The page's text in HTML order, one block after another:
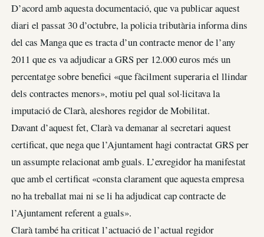
D’acord amb aquesta documentació, que va publicar aquest
diari el passat 30 d’octubre, la policia tributària informa dins
del cas Manga que es tracta d’un contracte menor de l’any
2011 que es va adjudicar a GRS per 12.000 euros més un
percentatge sobre benefici «que fàcilment superaria el llindar
dels contractes menors», motiu pel qual sol·licitava la
imputació de Clarà, aleshores regidor de Mobilitat.
Davant d’aquest fet, Clarà va demanar al secretari aquest
certificat, que nega que l’Ajuntament hagi contractat GRS per
un assumpte relacionat amb guals. L’exregidor ha manifestat
que amb el certificat «consta clarament que aquesta empresa
no ha treballat mai ni se li ha adjudicat cap contracte de
l’Ajuntament referent a guals».
Clarà també ha criticat l’actuació de l’actual regidor